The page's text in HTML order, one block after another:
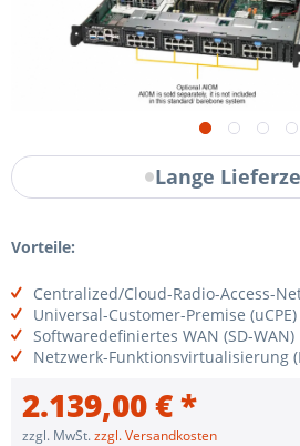
Lange
Vorteile:
Centralized/Cloud-Radio-Access-
Universal-Customer-Premise (uCPE)
Softwaredefiniertes WAN (SD-WAN)
Netzwerk-Funktionsvirtualisierung
2.139,00 € *
zzgl. MwSt.zzgl. Versandkosten